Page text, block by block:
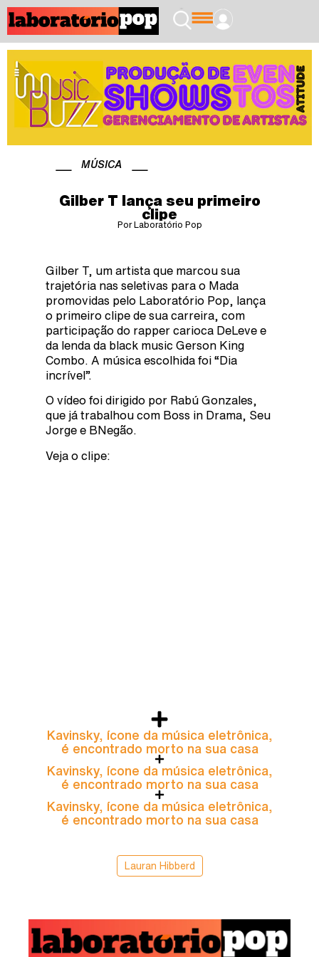
MÚSICA
Gilber T lança seu primeiro
clipe
Por Laboratório Pop
Gilber T, um artista que marcou sua
trajetória nas seletivas para o Mada
promovidas pelo Laboratório Pop, lança
o primeiro clipe de sua carreira, com
participação do rapper carioca DeLeve e
da lenda da black music Gerson King
Combo. A música escolhida foi “Dia
incrível”.
O vídeo foi dirigido por Rabú Gonzales,
que já trabalhou com Boss in Drama, Seu
Jorge e BNegão.
Veja o clipe:
Kavinsky, ícone da música eletrônica,
é encontrado morto na sua casa
Kavinsky, ícone da música eletrônica,
é encontrado morto na sua casa
Kavinsky, ícone da música eletrônica,
é encontrado morto na sua casa
Lauran Hibberd